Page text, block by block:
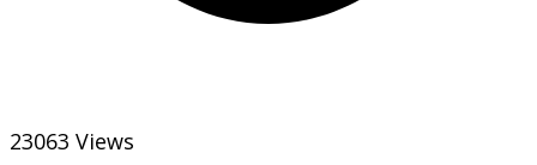
23063 Views